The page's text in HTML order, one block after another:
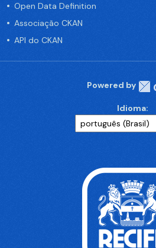
Open Data Definition
Associação CKAN
API do CKAN
Powered by
Idioma